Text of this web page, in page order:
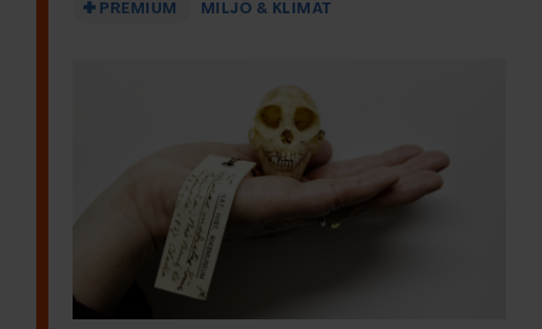
PREMIUM MILJÖ & KLIMAT